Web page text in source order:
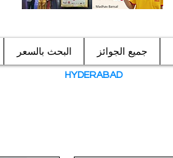
البحث بالسعر جميع الجوائز
HYDERABAD